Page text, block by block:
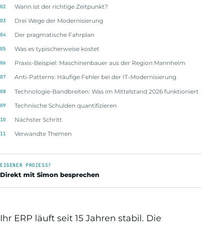
Wann ist der richtige Zeitpunkt?
Drei Wege der Modernisierung
Der pragmatische Fahrplan
Was es typischerweise kostet
Praxis-Beispiel: Maschinenbauer aus der Region Mannheim
Anti-Patterns: Häufige Fehler bei der IT-Modernisierung
Technologie-Bandbreiten: Was im Mittelstand 2026 funktioniert
Technische Schulden quantifizieren
Nächster Schritt
Verwandte Themen
EIGENER PROZESS?
Direkt mit Simon besprechen
Ihr ERP läuft seit 15 Jahren stabil. Die